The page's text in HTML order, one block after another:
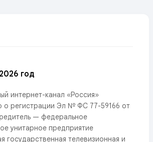
год
интернет-канал «Россия»
о регистрации Эл № ФС 77-59166 от
— федеральное
унитарное предприятие
государственная телевизионная и